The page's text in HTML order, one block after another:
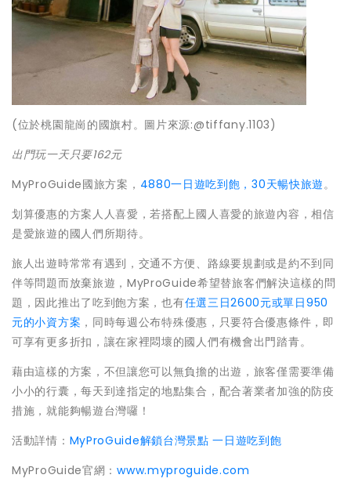
(位於桃園龍崗的國旗村。圖片來源:@tiffany.1103)
出門玩一天只要162元
MyProGuide國旅方案， 4880一日遊吃到飽，30天暢快旅遊。
划算優惠的方案人人喜愛，若搭配上國人喜愛的旅遊內容，相信
是愛旅遊的國人們所期待。
旅人出遊時常常有遇到，交通不方便、路線要規劃或是約不到同
伴等問題而放棄旅遊，MyProGuide希望替旅客們解決這樣的問
題，因此推出了吃到飽方案，也有任選三日2600元或單日950
元的小資方案 ，同時每週公布特殊優惠，只要符合優惠條件，即
可享有更多折扣，讓在家裡悶壞的國人們有機會出門踏青。
藉由這樣的方案，不但讓您可以無負擔的出遊，旅客僅需要準備
小小的行囊，每天到達指定的地點集合，配合著業者加強的防疫
措施，就能夠暢遊台灣囉！
活動詳情： MyProGuide解鎖台灣景點 一日遊吃到飽
MyProGuide官網：www.myproguide.com